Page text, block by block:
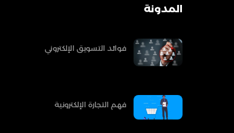
المدونة
فوائد التسويق الإلكتروني
فهم التجارة الإلكترونية